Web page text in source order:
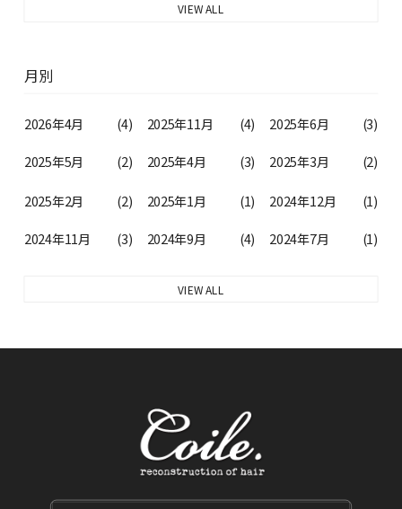
VIEW ALL
月別
2026年4月 (4) 2025年11月 (4) 2025年6月 (3)
2025年5月 (2) 2025年4月 (3) 2025年3月 (2)
2025年2月 (2) 2025年1月 (1) 2024年12月 (1)
2024年11月 (3) 2024年9月 (4) 2024年7月 (1)
VIEW ALL